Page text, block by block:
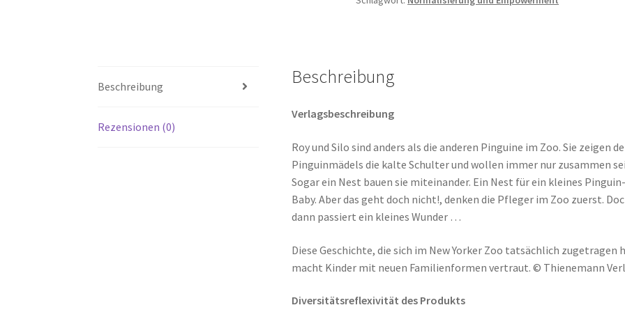
Wicke
Holland
Menge
Beschreibung
Rezensionen (0)
Beschreibung
Verlagsbeschreibung
Roy und Silo sind anders als die anderen Pinguine im Zoo. Sie zeigen
Pinguinmädels die kalte Schulter und wollen immer nur zusammen
Sogar ein Nest bauen sie miteinander. Ein Nest für ein kleines Pinguin-
Baby. Aber das geht doch nicht!, denken die Pfleger im Zoo zuerst.
dann passiert ein kleines Wunder …
Diese Geschichte, die sich im New Yorker Zoo tatsächlich zugetragen
macht Kinder mit neuen Familienformen vertraut. © Thienemann
Diversitätsreflexivität des Produkts